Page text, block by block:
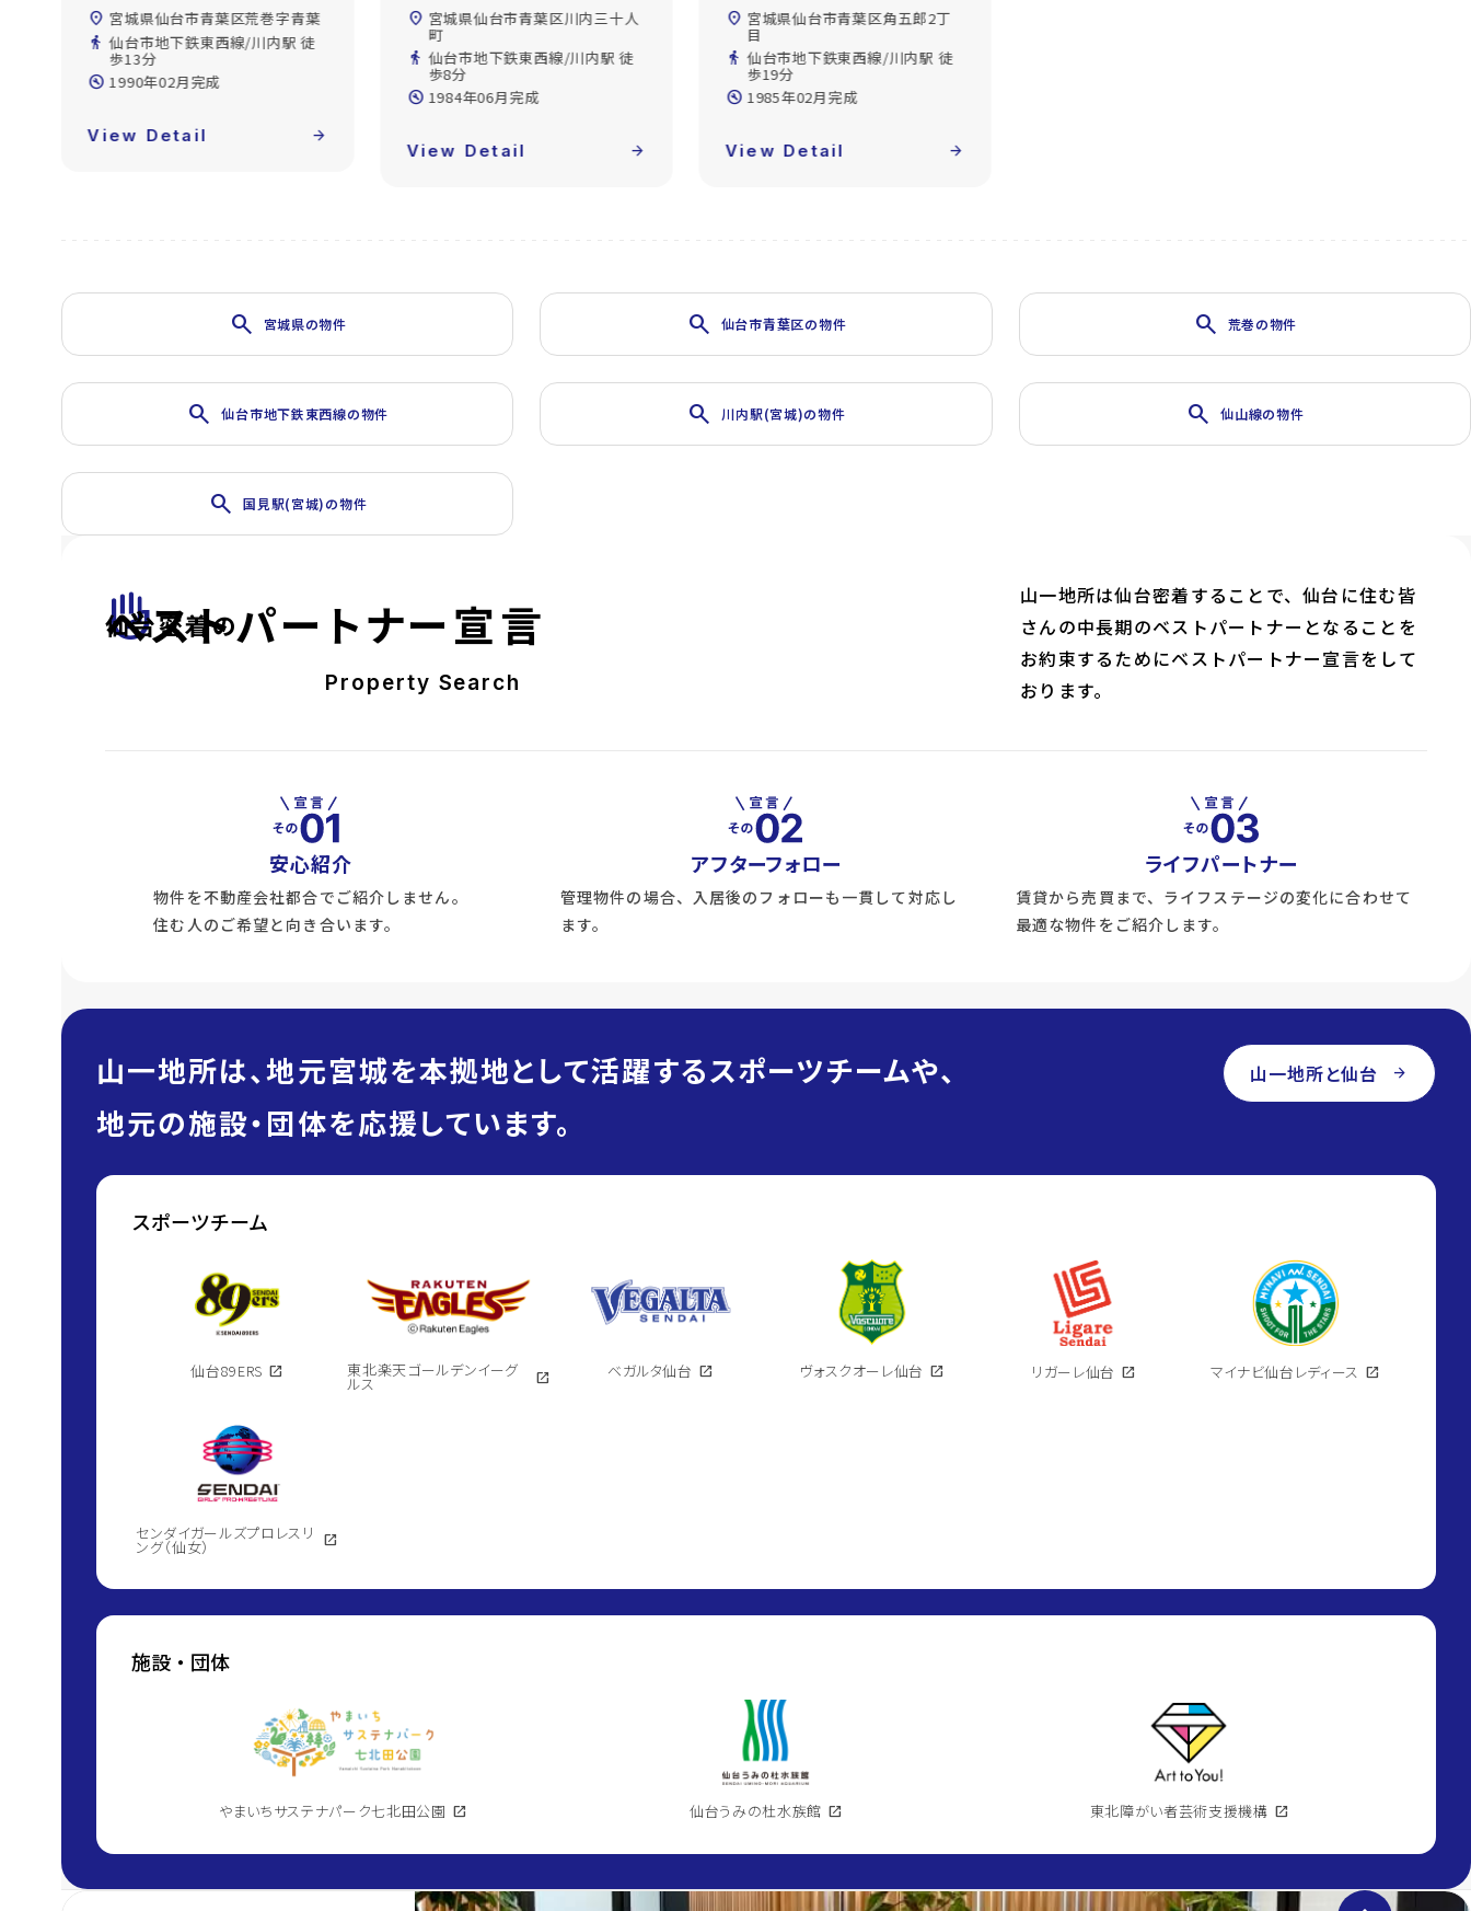
location_on 宮城県仙台市青葉区荒巻字青葉
directions_walk 仙台市地下鉄東西線/川内駅 徒
歩13分
build_circle 1990年02月完成
View Detail arrow_forward
location_on 宮城県仙台市青葉区川内三十人
町
directions_walk 仙台市地下鉄東西線/川内駅 徒
歩8分
build_circle 1984年06月完成
View Detail arrow_forward
location_on 宮城県仙台市青葉区角五郎2丁
目
directions_walk 仙台市地下鉄東西線/川内駅 徒
歩19分
build_circle 1985年02月完成
View Detail arrow_forward
search 宮城県の物件 search 仙台市青葉区の物件 search 荒巻の物件
search 仙台市地下鉄東西線の物件 search 川内駅(宮城)の物件 search 仙山線の物件
search 国見駅(宮城)の物件
front_hand
仙台密着の
ベストパートナー宣言
Property Search
山一地所は仙台密着することで、仙台に住む皆
さんの中長期のベストパートナーとなることを
お約束するためにベストパートナー宣言をして
おります。
安心紹介
物件を不動産会社都合でご紹介しません。
住む人のご希望と向き合います。
アフターフォロー
管理物件の場合、入居後のフォローも一貫して対応し
ます。
ライフパートナー
賃貸から売買まで、ライフステージの変化に合わせて
最適な物件をご紹介します。
山一地所は、地元宮城を本拠地として活躍するスポーツチームや、
地元の施設・団体を応援しています。
山一地所と仙台 arrow_forward
スポーツチーム
仙台89ERS open_in_new 東北楽天ゴールデンイーグ
ルス open_in_new ベガルタ仙台 open_in_new ヴォスクオーレ仙台 open_in_new リガーレ仙台 open_in_new マイナビ仙台レディース open_in_new
センダイガールズプロレスリ
ング（仙女） open_in_new
施設・団体
やまいちサステナパーク七北田公園 open_in_new 仙台うみの杜水族館 open_in_new 東北障がい者芸術支援機構 open_in_new